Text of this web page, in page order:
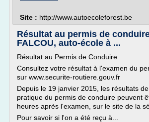
Site : http://www.autoecoleforest.be
Résultat au permis de
FALCOU, auto-école à ...
Résultat au Permis de Conduire
Consultez votre résultat à l'examen du
sur www.securite-routiere.gouv.fr
Depuis le 19 janvier 2015, les résultats
pratique du permis de conduire peuvent
heures après l'examen, sur le site de la
Pour savoir si l'on a été reçu à...